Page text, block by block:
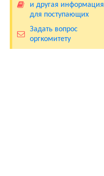
и другая информация
для поступающих
Задать вопрос
оргкомитету